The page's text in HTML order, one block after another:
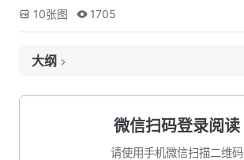
10张图 1705
大纲
为什么缓存 Key 设计很重要？
缓存 Key 命名规范
微信扫码登录阅读
请使用手机微信扫描二维码